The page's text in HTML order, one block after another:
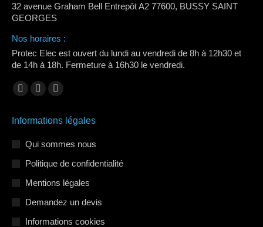
32 avenue Graham Bell Entrepôt A2 77600, BUSSY SAINT
GEORGES
Nos horaires :
Protec Elec est ouvert du lundi au vendredi de 8h à 12h30 et
de 14h à 18h. Fermeture à 16h30 le vendredi.
Trouvez nous sur :
La
Facebook
s'ouvre
nouvelle
fenêtre
La
LinkedIn
s'ouvre
une
nouvelle
fenêtre
La
Instagram
s'ouvre
nouvelle
fenêtre
Informations légales
Qui sommes nous
Politique de confidentialité
Mentions légales
Demandez un devis
Informations cookies